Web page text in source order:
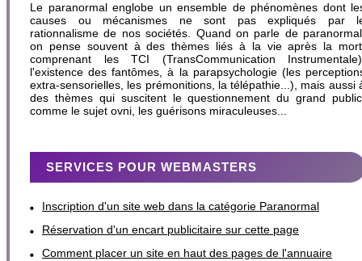
Le paranormal englobe un ensemble de phénomènes dont
causes ou mécanismes ne sont pas expliqués par
rationnalisme de nos sociétés. Quand on parle de
on pense souvent à des thèmes liés à la vie après la
comprenant les TCI (TransCommunication
l'existence des fantômes, à la parapsychologie (les
extra-sensorielles, les prémonitions, la télépathie...), mais aussi
des thèmes qui suscitent le questionnement du grand
comme le sujet ovni, les guérisons miraculeuses...
SERVICES POUR WEBMASTERS
Inscription d'un site web dans la catégorie Paranormal
Réservation d'un encart publicitaire sur cette page
Comment placer un site en haut des pages de l'annuaire